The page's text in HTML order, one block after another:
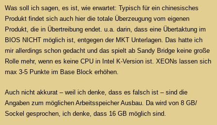
Was soll ich sagen, es ist, wie erwartet: Typisch für ein chinesisches
Produkt findet sich auch hier die totale Überzeugung vom eigenen
Produkt, die in Übertreibung endet. u.a. darin, dass eine Übertaktung im
BIOS NICHT möglich ist, entgegen der MKT Unterlagen. Das hatte ich
mir allerdings schon gedacht und das spielt ab Sandy Bridge keine große
Rolle mehr, wenn es keine CPU in Intel K-Version ist. XEONs lassen sich
max 3-5 Punkte im Base Block erhöhen.
Auch nicht akkurat – weil ich denke, dass es falsch ist – sind die
Angaben zum möglichen Arbeitsspeicher Ausbau. Da wird von 8 GB/
Sockel gesprochen, ich denke, dass 16 GB möglich sind.